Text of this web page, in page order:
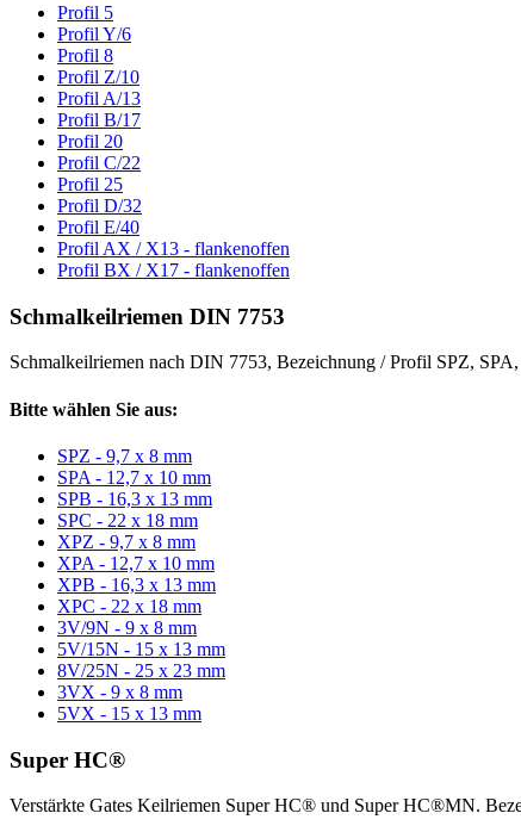
Profil 5
Profil Y/6
Profil 8
Profil Z/10
Profil A/13
Profil B/17
Profil 20
Profil C/22
Profil 25
Profil D/32
Profil E/40
Profil AX / X13 - flankenoffen
Profil BX / X17 - flankenoffen
Schmalkeilriemen DIN 7753
Schmalkeilriemen nach DIN 7753, Bezeichnung / Profil SPZ,
Bitte wählen Sie aus:
SPZ - 9,7 x 8 mm
SPA - 12,7 x 10 mm
SPB - 16,3 x 13 mm
SPC - 22 x 18 mm
XPZ - 9,7 x 8 mm
XPA - 12,7 x 10 mm
XPB - 16,3 x 13 mm
XPC - 22 x 18 mm
3V/9N - 9 x 8 mm
5V/15N - 15 x 13 mm
8V/25N - 25 x 23 mm
3VX - 9 x 8 mm
5VX - 15 x 13 mm
Super HC®
Verstärkte Gates Keilriemen Super HC® und Super HC®MN.